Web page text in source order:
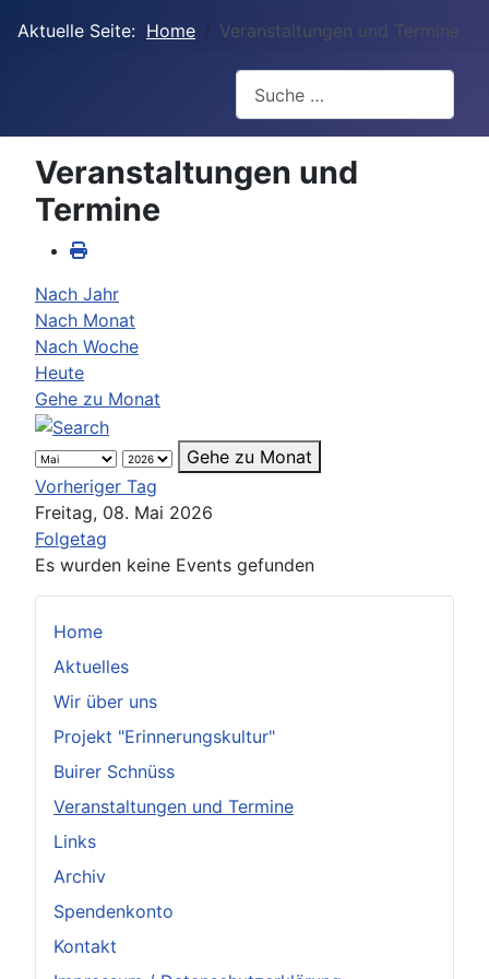
Aktuelle Seite: Home Veranstaltungen und Termine
Home
Aktuelles
Wir über uns
Projekt "Erinnerungskultur"
Buirer Schnüss
Veranstaltungen und Termine
Links
Archiv
Spendenkonto
Kontakt
Veranstaltungen und
Termine
Nach Jahr
Nach Monat
Nach Woche
Heute
Gehe zu Monat
Gehe zu Monat
Vorheriger Tag
Freitag, 08. Mai 2026
Folgetag
Es wurden keine Events gefunden